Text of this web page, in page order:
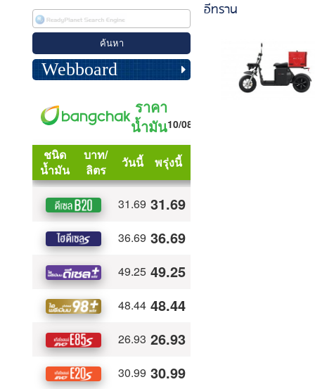
Webboard
อีทราน